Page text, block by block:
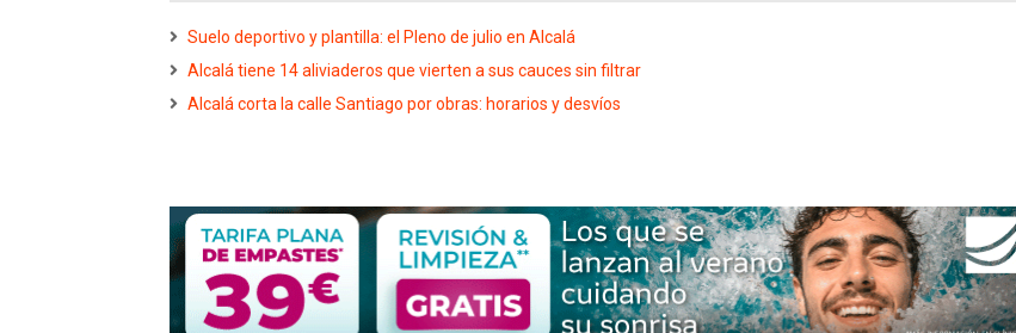
Suelo deportivo y plantilla: el Pleno de julio en Alcalá
Alcalá tiene 14 aliviaderos que vierten a sus cauces sin filtrar
Alcalá corta la calle Santiago por obras: horarios y desvíos